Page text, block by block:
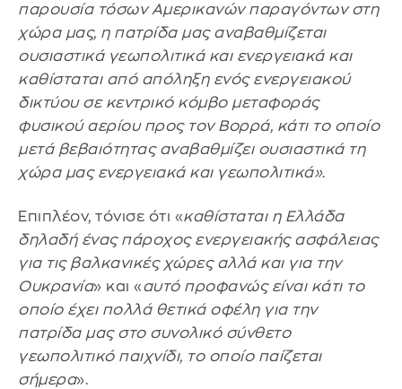
παρουσία τόσων Αμερικανών παραγόντων στη
χώρα μας, η πατρίδα μας αναβαθμίζεται
ουσιαστικά γεωπολιτικά και ενεργειακά και
καθίσταται από απόληξη ενός ενεργειακού
δικτύου σε κεντρικό κόμβο μεταφοράς
φυσικού αερίου προς τον Βορρά, κάτι το οποίο
μετά βεβαιότητας αναβαθμίζει ουσιαστικά τη
χώρα μας ενεργειακά και γεωπολιτικά».
Επιπλέον, τόνισε ότι «καθίσταται η Ελλάδα
δηλαδή ένας πάροχος ενεργειακής ασφάλειας
για τις βαλκανικές χώρες αλλά και για την
Ουκρανία» και «αυτό προφανώς είναι κάτι το
οποίο έχει πολλά θετικά οφέλη για την
πατρίδα μας στο συνολικό σύνθετο
γεωπολιτικό παιχνίδι, το οποίο παίζεται
σήμερα».